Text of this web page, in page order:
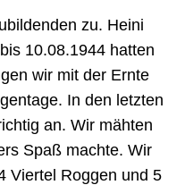
zu. Heini
10.08.1944 hatten
wir mit der Ernte
In den letzten
an. Wir mähten
Spaß machte. Wir
Viertel Roggen und 5